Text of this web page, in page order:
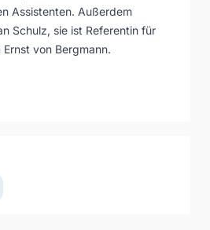
Assistenten. Außerdem
Schulz, sie ist Referentin für
von Bergmann.